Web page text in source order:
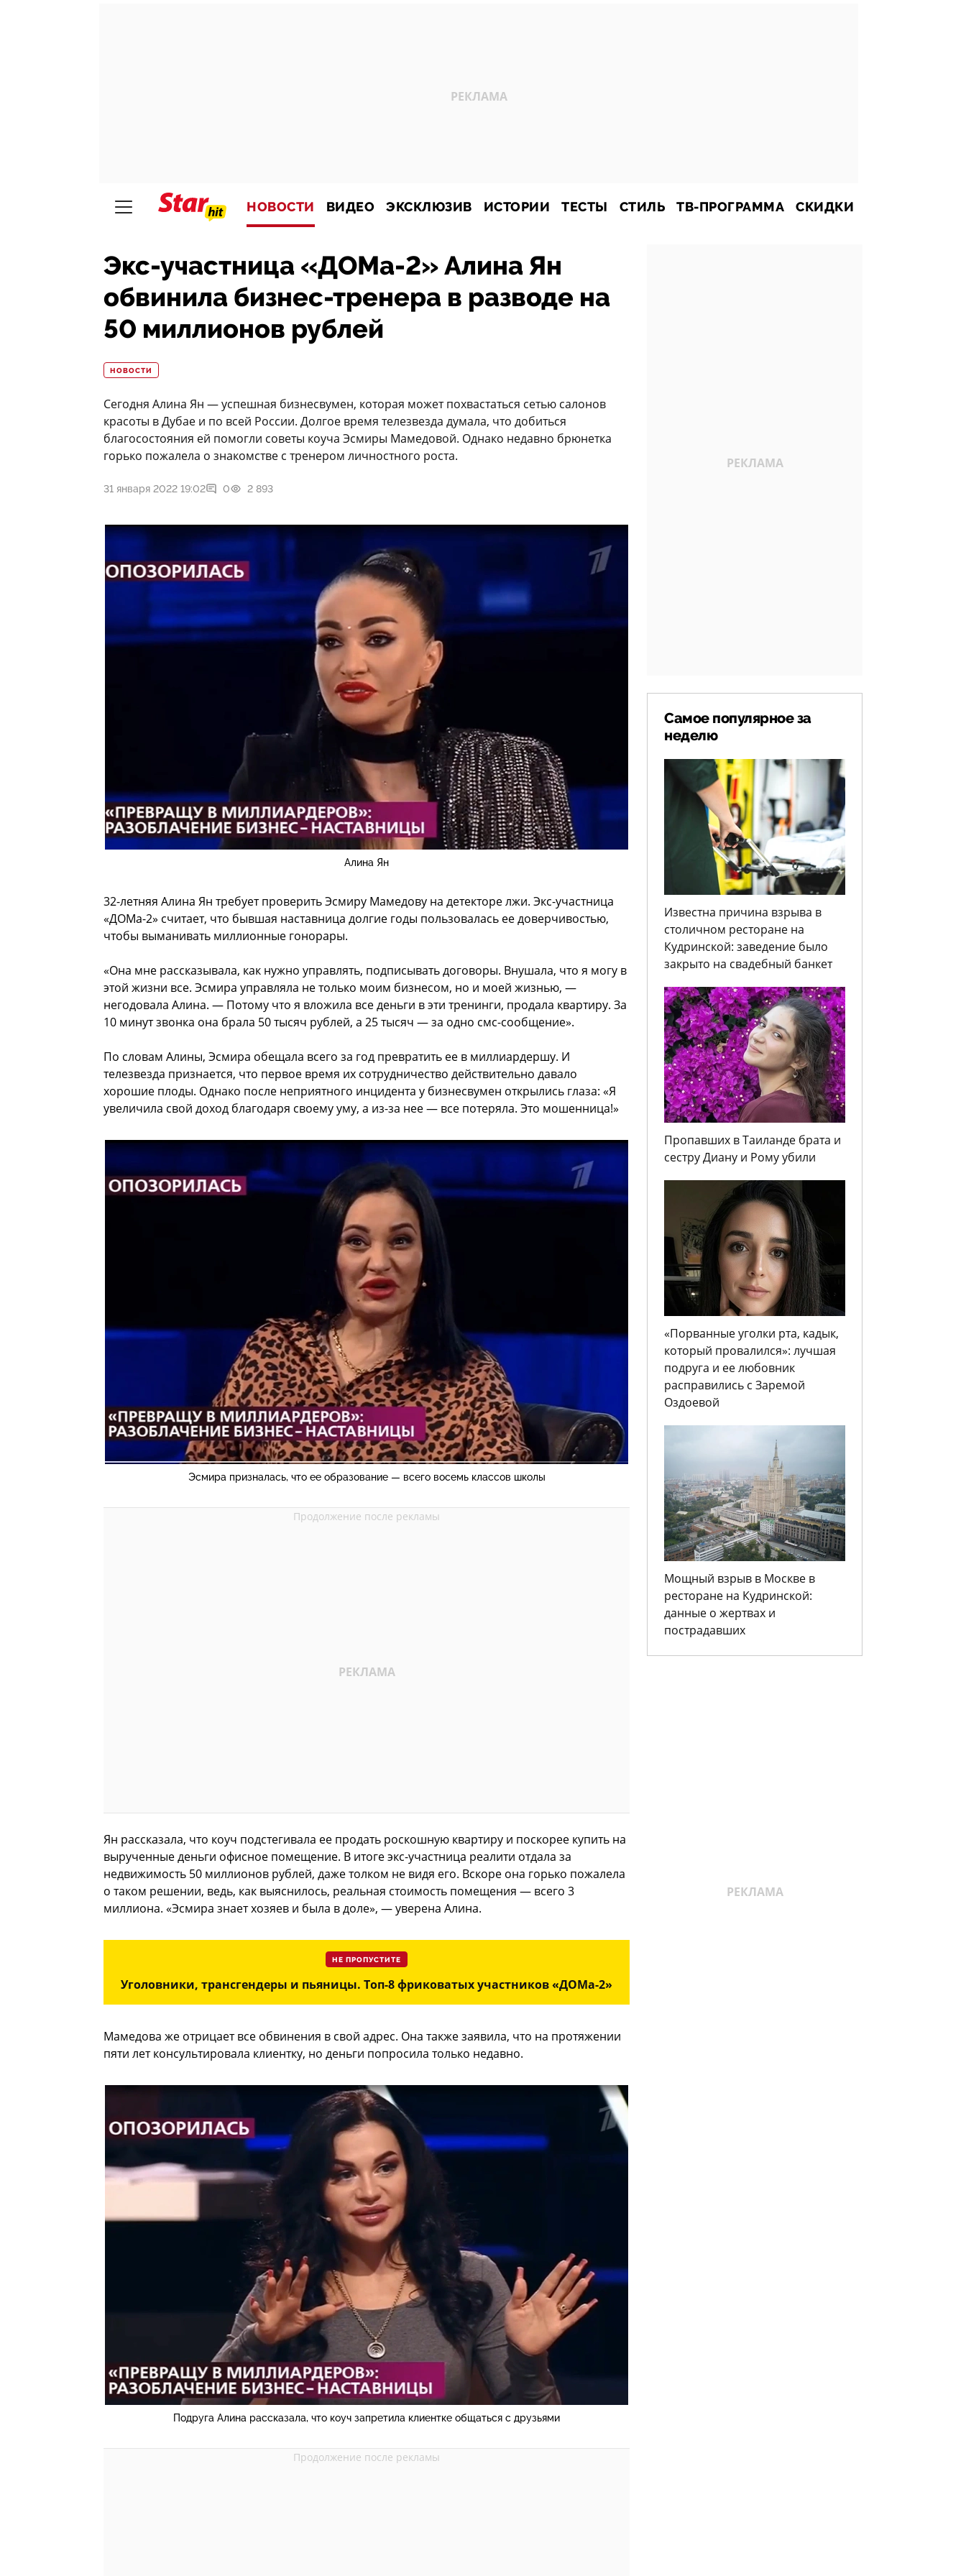
НОВОСТИ ВИДЕО ЭКСКЛЮЗИВ ИСТОРИИ ТЕСТЫ СТИЛЬ ТВ-ПРОГРАММА СКИДКИ
Экс-участница «ДОМа-2» Алина Ян
обвинила бизнес-тренера в разводе на
50 миллионов рублей
НОВОСТИ
Сегодня Алина Ян — успешная бизнесвумен, которая может похвастаться сетью салонов
красоты в Дубае и по всей России. Долгое время телезвезда думала, что добиться
благосостояния ей помогли советы коуча Эсмиры Мамедовой. Однако недавно брюнетка
горько пожалела о знакомстве с тренером личностного роста.
31 января 2022 19:02 0 2 893
Алина Ян
32-летняя Алина Ян требует проверить Эсмиру Мамедову на детекторе лжи. Экс-участница
«ДОМа-2» считает, что бывшая наставница долгие годы пользовалась ее доверчивостью,
чтобы выманивать миллионные гонорары.
«Она мне рассказывала, как нужно управлять, подписывать договоры. Внушала, что я могу в
этой жизни все. Эсмира управляла не только моим бизнесом, но и моей жизнью, —
негодовала Алина. — Потому что я вложила все деньги в эти тренинги, продала квартиру. За
10 минут звонка она брала 50 тысяч рублей, а 25 тысяч — за одно смс-сообщение».
По словам Алины, Эсмира обещала всего за год превратить ее в миллиардершу. И
телезвезда признается, что первое время их сотрудничество действительно давало
хорошие плоды. Однако после неприятного инцидента у бизнесвумен открылись глаза: «Я
увеличила свой доход благодаря своему уму, а из-за нее — все потеряла. Это мошенница!»
Эсмира призналась, что ее образование — всего восемь классов школы
Ян рассказала, что коуч подстегивала ее продать роскошную квартиру и поскорее купить на
вырученные деньги офисное помещение. В итоге экс-участница реалити отдала за
недвижимость 50 миллионов рублей, даже толком не видя его. Вскоре она горько пожалела
о таком решении, ведь, как выяснилось, реальная стоимость помещения — всего 3
миллиона. «Эсмира знает хозяев и была в доле», — уверена Алина.
НЕ ПРОПУСТИТЕ
Уголовники, трансгендеры и пьяницы. Топ-8 фриковатых участников «ДОМа-2»
Мамедова же отрицает все обвинения в свой адрес. Она также заявила, что на протяжении
пяти лет консультировала клиентку, но деньги попросила только недавно.
Подруга Алина рассказала, что коуч запретила клиентке общаться с друзьями
Самое популярное за
неделю
Известна причина взрыва в
столичном ресторане на
Кудринской: заведение было
закрыто на свадебный банкет
Пропавших в Таиланде брата и
сестру Диану и Рому убили
«Порванные уголки рта, кадык,
который провалился»: лучшая
подруга и ее любовник
расправились с Заремой
Оздоевой
Мощный взрыв в Москве в
ресторане на Кудринской:
данные о жертвах и
пострадавших